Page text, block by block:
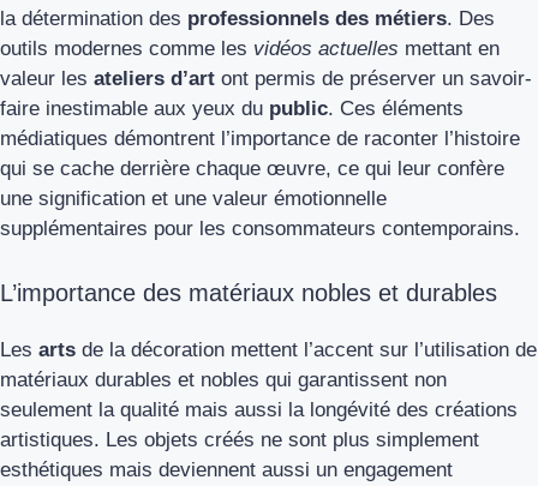
la détermination des professionnels des métiers. Des
outils modernes comme les vidéos actuelles mettant en
valeur les ateliers d’art ont permis de préserver un savoir-
faire inestimable aux yeux du public. Ces éléments
médiatiques démontrent l’importance de raconter l’histoire
qui se cache derrière chaque œuvre, ce qui leur confère
une signification et une valeur émotionnelle
supplémentaires pour les consommateurs contemporains.
L’importance des matériaux nobles et durables
Les arts de la décoration mettent l’accent sur l’utilisation de
matériaux durables et nobles qui garantissent non
seulement la qualité mais aussi la longévité des créations
artistiques. Les objets créés ne sont plus simplement
esthétiques mais deviennent aussi un engagement